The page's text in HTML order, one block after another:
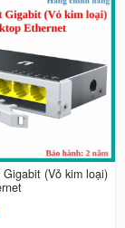
(Vỏ kim loại)